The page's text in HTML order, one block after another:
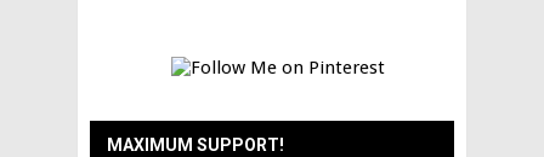
MAXIMUM SUPPORT!